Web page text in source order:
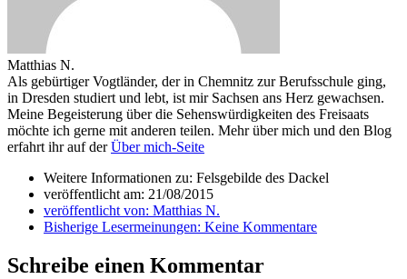
Matthias N.
Als gebürtiger Vogtländer, der in Chemnitz zur Berufsschule ging,
in Dresden studiert und lebt, ist mir Sachsen ans Herz gewachsen.
Meine Begeisterung über die Sehenswürdigkeiten des Freisaats
möchte ich gerne mit anderen teilen. Mehr über mich und den Blog
erfahrt ihr auf derÜber mich-Seite
Weitere Informationen zu: Felsgebilde des Dackel
veröffentlicht am: 21/08/2015
veröffentlicht von: Matthias N.
Bisherige Lesermeinungen: Keine Kommentare
Schreibe einen Kommentar